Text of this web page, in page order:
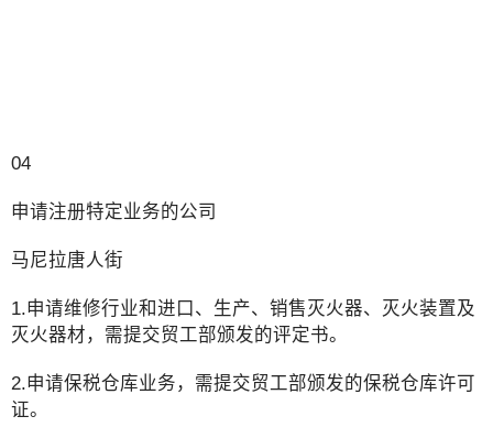
04
申请注册特定业务的公司
马尼拉唐人街
1.申请维修行业和进口、生产、销售灭火器、灭火装置及
灭火器材，需提交贸工部颁发的评定书。
2.申请保税仓库业务，需提交贸工部颁发的保税仓库许可
证。